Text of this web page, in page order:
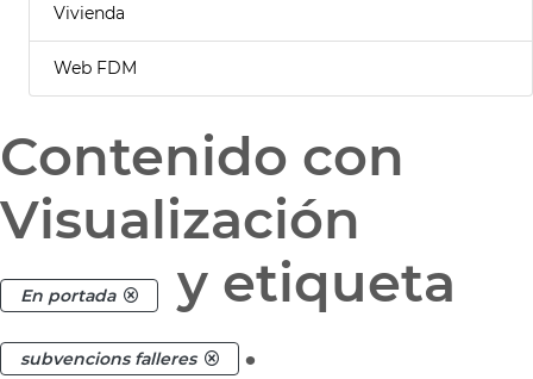
Vivienda
Web FDM
Contenido con
Visualización
En portada y etiqueta
subvencions falleres .